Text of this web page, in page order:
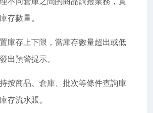
存數量。
庫存上下限，當庫存數量超出或低
出預警提示。
按商品、倉庫、批次等條件查詢庫
存流水賬。